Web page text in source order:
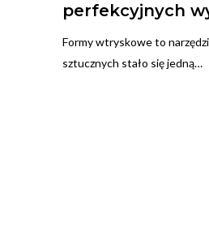
perfekcyjnych
Formy wtryskowe to
sztucznych stało się jedną…